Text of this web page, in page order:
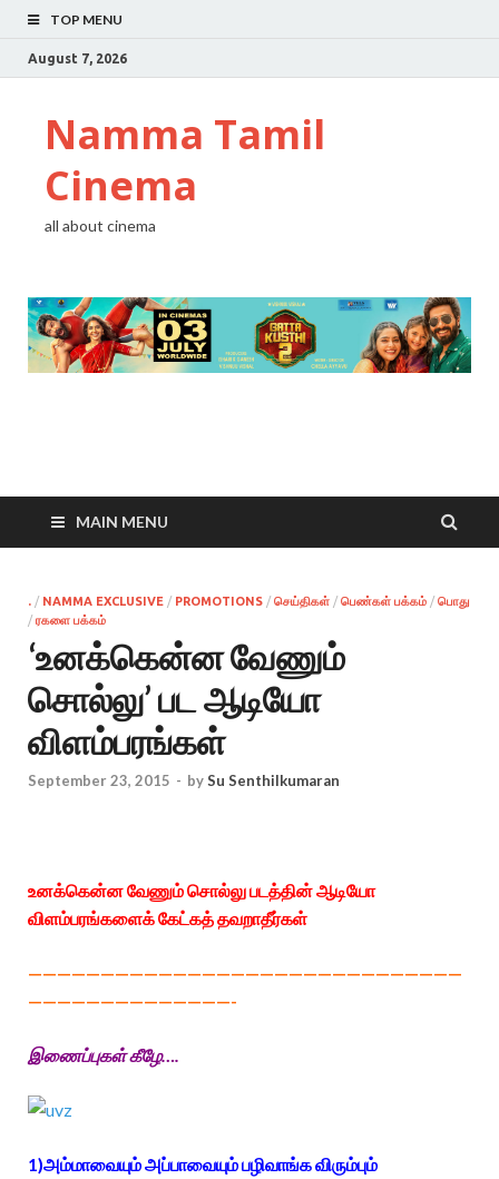
TOP MENU
August 7, 2026
Namma Tamil
Cinema
all about cinema
MAIN MENU
. / NAMMA EXCLUSIVE / PROMOTIONS / செய்திகள் / பெண்கள் பக்கம் / பொது
/ ரகளை பக்கம்
‘உனக்கென்ன வேணும்
சொல்லு’ பட ஆடியோ
விளம்பரங்கள்
September 23, 2015 - bySu Senthilkumaran
உனக்கென்ன வேணும் சொல்லு படத்தின் ஆடியோ
விளம்பரங்களைக் கேட்கத் தவறாதீர்கள்
——————————————————————————————
——————————————-
இணைப்புகள் கீழே….
1)அம்மாவையும் அப்பாவையும் பழிவாங்க விரும்பும்